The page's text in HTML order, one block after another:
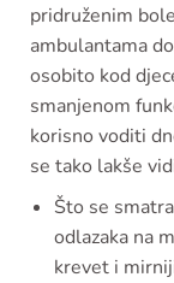
pridruženim
ambulantama
osobito kod
smanjenom
korisno voditi
se tako lakše
Što se
odlazaka na
krevet i